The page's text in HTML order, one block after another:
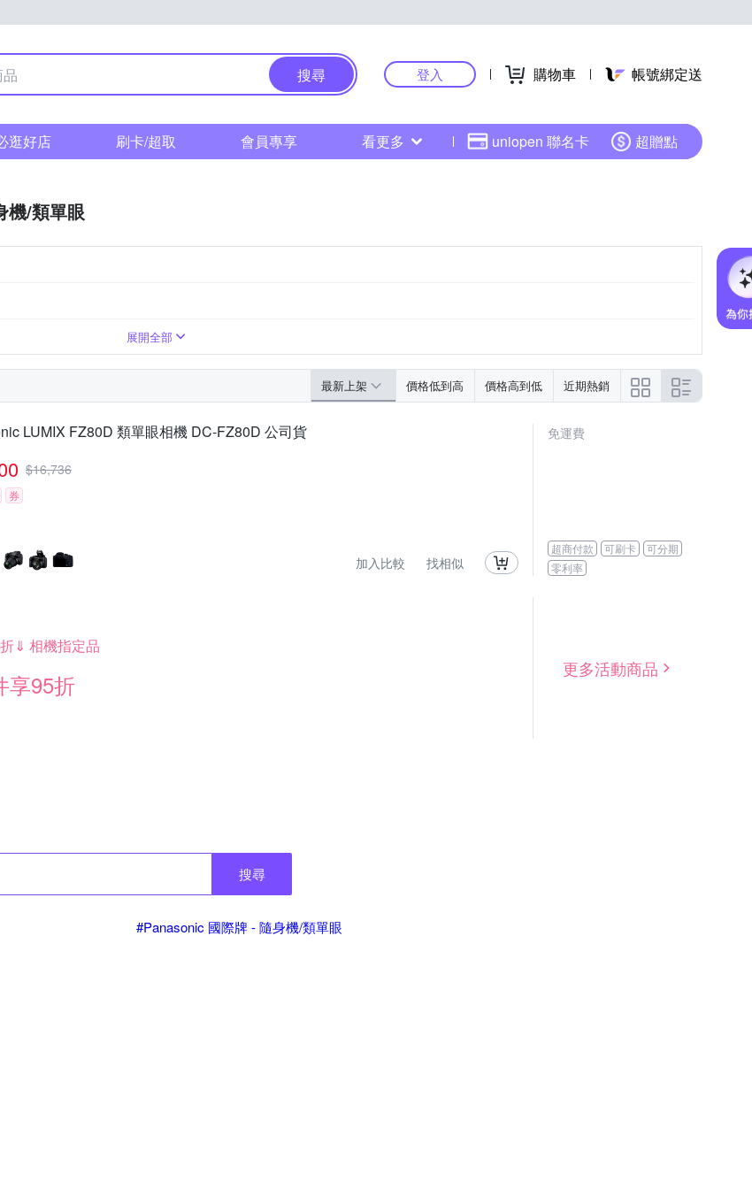
搜尋 登入 購物車 帳號綁定送
逛好店 刷卡/超取 會員專享 看更多 uniopen 聯名卡 超贈點
機/類單眼
展開全部
最新上架 價格低到高 價格高到低 近期熱銷
LUMIX FZ80D 類單眼相機 DC-FZ80D 公司貨
$16,736
券
加入比較 找相似
免運費
超商付款 可刷卡
可分期
零利率
⇓ 相機指定品
享95折
更多活動商品
搜尋
#Panasonic 國際牌 - 隨身機/類單眼